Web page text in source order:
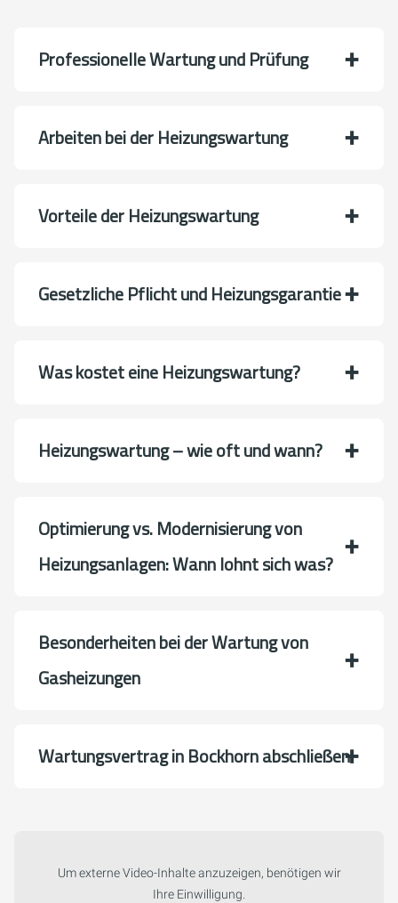
Professionelle Wartung und Prüfung
Arbeiten bei der Heizungswartung
Vorteile der Heizungswartung
Gesetzliche Pflicht und Heizungsgarantie
Was kostet eine Heizungswartung?
Heizungswartung – wie oft und wann?
Optimierung vs. Modernisierung von
Heizungsanlagen: Wann lohnt sich was?
Besonderheiten bei der Wartung von
Gasheizungen
Wartungsvertrag in Bockhorn abschließen
Um externe Video-Inhalte anzuzeigen, benötigen wir
Ihre Einwilligung.